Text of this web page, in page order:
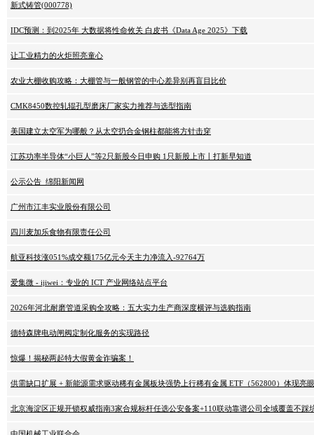
新式铸管(000778)
IDC预测：到2025年 大数据将性命攸关 白皮书《Data Age 2025》下载
让工业精力的火炬照亮童心
农业大棚收购攻略：大棚管与一般钢管的中心差异别再盲目比价
CMK8450数控轧辊孔型磨床厂家实力推荐与选型指南
美国建立太空军为哪般？从太空扔合金钢柱都能将方针击穿
江苏功率半导体“小巨人”等2只新股今日申购 1只新股上市丨打新早知道
公示公告_绵阳新闻网
广州市江丰实业股份有限公司
四川麦加乐食物有限责任公司
航亚科技涨051%成交额175亿元今天主力净流入-92764万
爱集微 - ijiwei：专业的 ICT 产业网络站点平台
2026年河北耐磨管道采购全攻略：五大实力生产商深度横评与选购指南
德特森牌电动闸阀定制化服务的实现路径
惊爆！揭秘两起特大假黄金诈骗案！
供需缺口扩展 + 新能源需求驱动稀有金属板块强势上行稀有金属 ETF（562800）体现亮眼
北京海淀区正规开锁权威指南3家合规标杆任选公安备案+110联动靠谱公司全域覆盖不踩